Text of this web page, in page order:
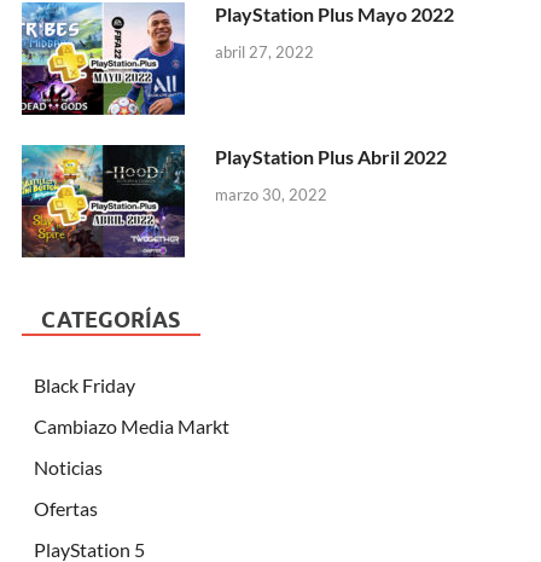
PlayStation Plus Mayo 2022
abril 27, 2022
PlayStation Plus Abril 2022
marzo 30, 2022
CATEGORÍAS
Black Friday
Cambiazo Media Markt
Noticias
Ofertas
PlayStation 5